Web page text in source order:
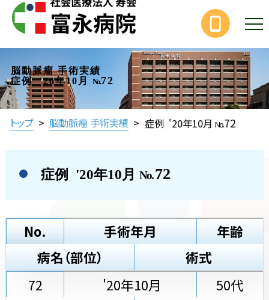
脳動脈瘤 手術実績
症例 '20年10月
No.72
トップ > 脳動脈瘤 手術実績 > 症例 '20年10月 No.72
症例 '20年10月 No.72
No. 手術年月
年齢
病名（部位）
術式
72
'20年10月
50代